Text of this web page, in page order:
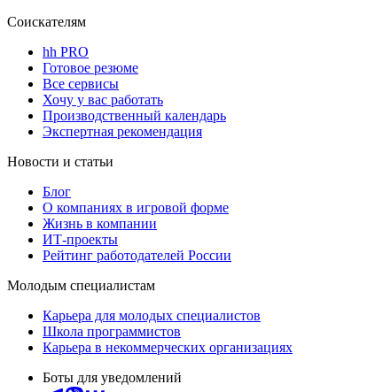
Соискателям
hh PRO
Готовое резюме
Все сервисы
Хочу у вас работать
Производственный календарь
Экспертная рекомендация
Новости и статьи
Блог
О компаниях в игровой форме
Жизнь в компании
ИТ-проекты
Рейтинг работодателей России
Молодым специалистам
Карьера для молодых специалистов
Школа программистов
Карьера в некоммерческих организациях
Боты для уведомлений